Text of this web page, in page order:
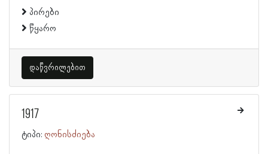
პირები
წყარო
დაწვრილებით
1917
ტიპი: ღონისძიება